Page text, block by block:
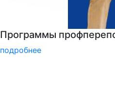
Детали программы
подробнее